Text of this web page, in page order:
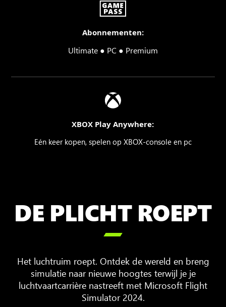
Abonnementen:
Ultimate ● PC ● Premium
XBOX Play Anywhere:
Eén keer kopen, spelen op XBOX-console en pc
DE PLICHT ROEPT

Het luchtruim roept. Ontdek de wereld en breng
simulatie naar nieuwe hoogtes terwijl je je
luchtvaartcarrière nastreeft met Microsoft Flight
Simulator 2024.